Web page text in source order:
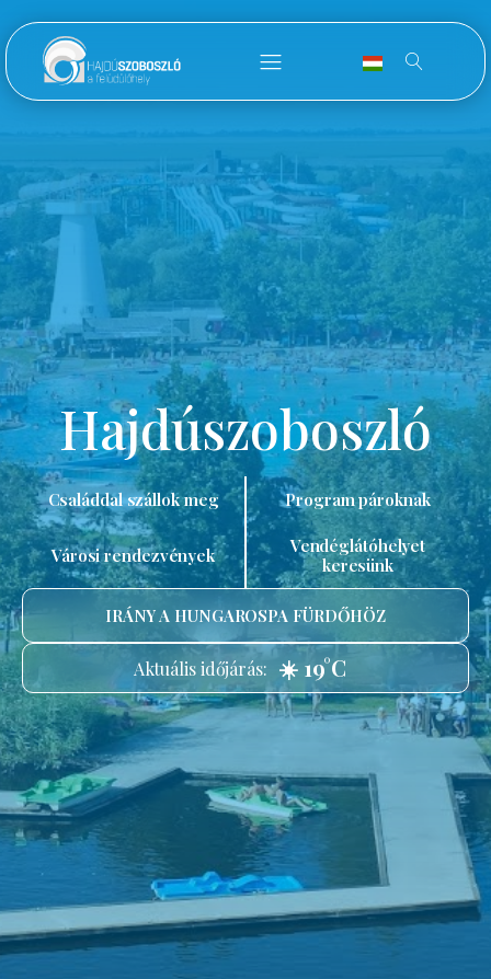
Hajdúszoboszló
Családdal szállok meg Program pároknak
Városi rendezvények
Vendéglátóhelyet
keresünk
IRÁNY A HUNGAROSPA FÜRDŐHÖZ
Aktuális időjárás: ☀️ 19°C